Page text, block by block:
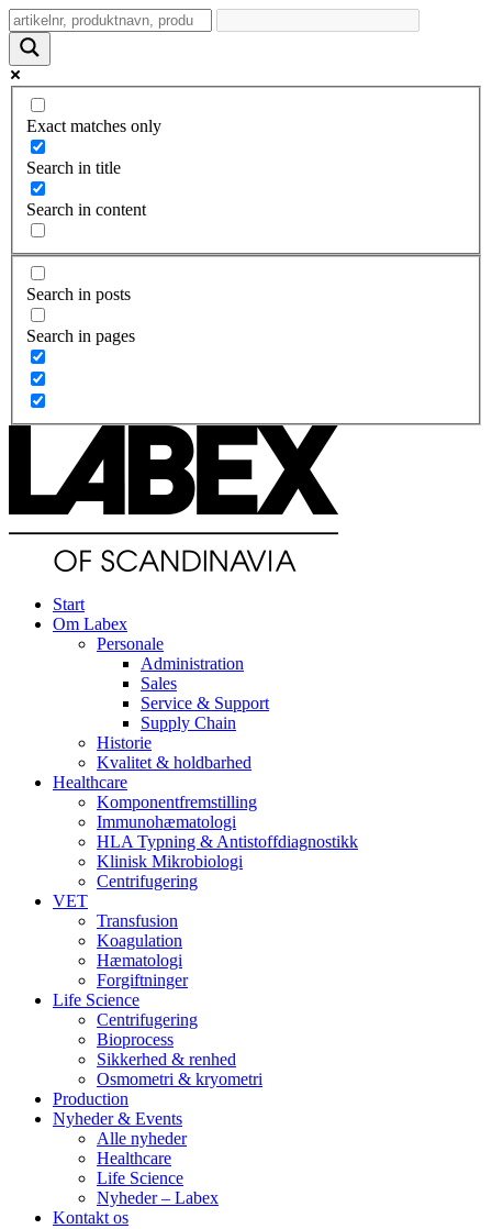
Exact matches only
Search in title
Search in content
Search in posts
Search in pages
Start
Om Labex
Personale
Administration
Sales
Service & Support
Supply Chain
Historie
Kvalitet & holdbarhed
Healthcare
Komponentfremstilling
Immunohæmatologi
HLA Typning & Antistoffdiagnostikk
Klinisk Mikrobiologi
Centrifugering
VET
Transfusion
Koagulation
Hæmatologi
Forgiftninger
Life Science
Centrifugering
Bioprocess
Sikkerhed & renhed
Osmometri & kryometri
Production
Nyheder & Events
Alle nyheder
Healthcare
Life Science
Nyheder – Labex
Kontakt os